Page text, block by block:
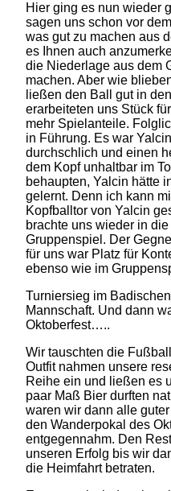
Hier ging es nun wieder
sagen uns schon vor
was gut zu machen aus
es Ihnen auch
die Niederlage aus dem
machen. Aber wie
ließen den Ball gut in
erarbeiteten uns Stück
mehr Spielanteile.
in Führung. Es war
durchschlich und einen
dem Kopf unhaltbar im
behaupten, Yalcin hätte
gelernt. Denn ich kann
Kopfballtor von Yalcin
brachte uns wieder in
Gruppenspiel. Der
für uns war Platz für
ebenso wie im
Turniersieg im
Mannschaft. Und dann
Oktoberfest…..
Wir tauschten die
Outfit nahmen unsere
Reihe ein und ließen es
paar Maß Bier durften
waren wir dann alle
den Wanderpokal des
entgegennahm. Den
unseren Erfolg bis wir
die Heimfahrt betraten.